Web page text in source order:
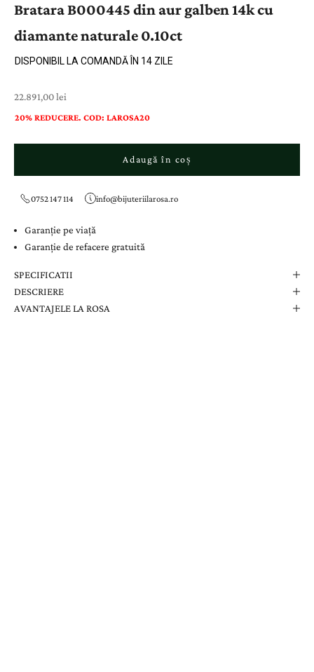
Bratara B000445 din aur galben 14k cu
diamante naturale 0.10ct
DISPONIBIL LA COMANDĂ ÎN 14 ZILE
Preț cu reducere
22.891,00 lei
20% REDUCERE. COD: LAROSA20
Adaugă în coș
0752 147 114 info@bijuteriilarosa.ro
Garanție pe viață
Garanție de refacere gratuită
SPECIFICATII
DESCRIERE
AVANTAJELE LA ROSA